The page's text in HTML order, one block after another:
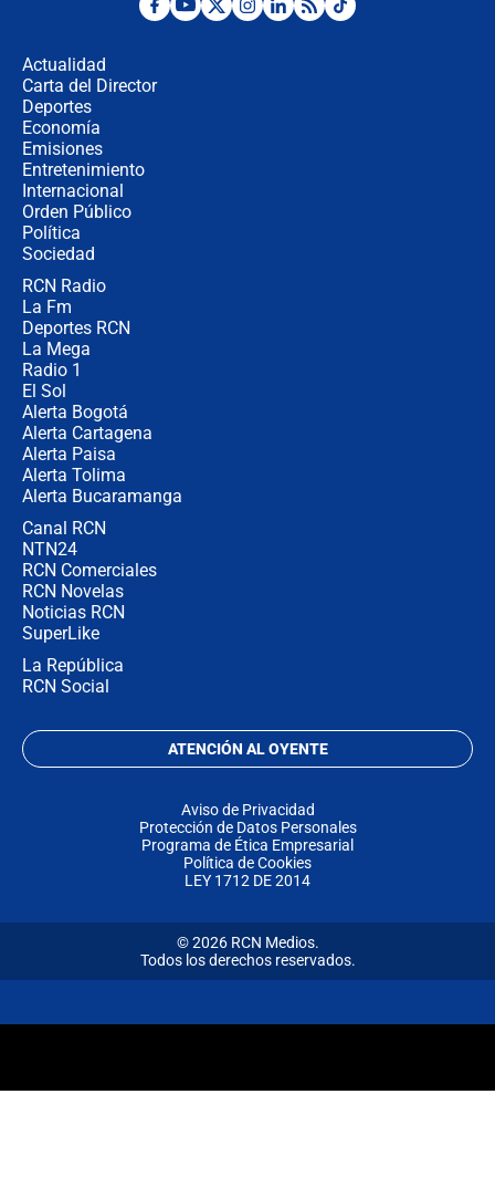
Desde dermatitis hasta infecciones:
Actualidad
Carta del Director
Deportes
Economía
Emisiones
Entretenimiento
Internacional
Orden Público
Política
Sociedad
RCN Radio
La Fm
Deportes RCN
La Mega
Radio 1
El Sol
Alerta Bogotá
Alerta Cartagena
Alerta Paisa
Alerta Tolima
Alerta Bucaramanga
Canal RCN
NTN24
RCN Comerciales
RCN Novelas
Noticias RCN
SuperLike
La República
RCN Social
ATENCIÓN AL OYENTE
Aviso de Privacidad
Protección de Datos Personales
Programa de Ética Empresarial
Política de Cookies
LEY 1712 DE 2014
© 2026 RCN Medios.
Todos los derechos reservados.